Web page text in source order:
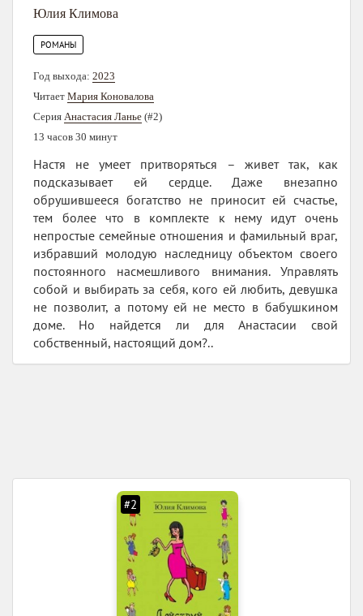
Юлия Климова
РОМАНЫ
Год выхода: 2023
Читает Мария Коновалова
Серия Анастасия Ланье (#2)
13 часов 30 минут
Настя не умеет притворяться – живет так, как
подсказывает ей сердце. Даже внезапно
обрушившееся богатство не приносит ей счастье,
тем более что в комплекте к нему идут очень
непростые семейные отношения и фамильный враг,
избравший молодую наследницу объектом своего
постоянного насмешливого внимания. Управлять
собой и выбирать за себя, кого ей любить, девушка
не позволит, а потому ей не место в бабушкином
доме. Но найдется ли для Анастасии свой
собственный, настоящий дом?..
#2